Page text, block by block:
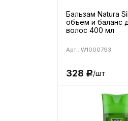
Бальзам Natura
объем и баланс
волос 400 мл
Арт.: W1000793
328 Р/шт